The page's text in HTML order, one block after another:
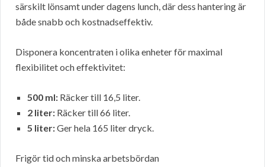
särskilt lönsamt under dagens lunch, där dess hantering är
både snabb och kostnadseffektiv.
Disponera koncentraten i olika enheter för maximal
flexibilitet och effektivitet:
500 ml: Räcker till 16,5 liter.
2 liter: Räcker till 66 liter.
5 liter:Ger hela 165 liter dryck.
Frigör tid och minska arbetsbördan